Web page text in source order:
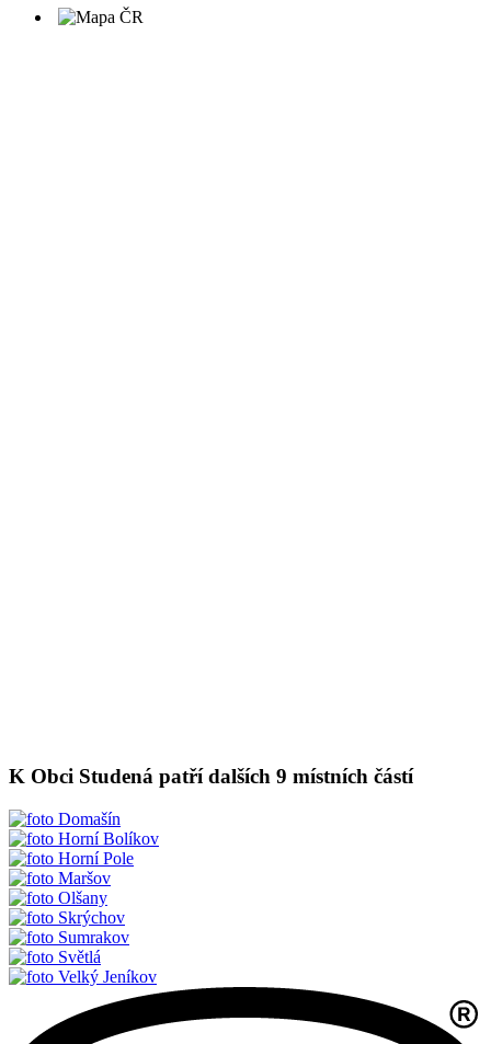
K Obci Studená patří dalších 9 místních částí
Domašín
Horní Bolíkov
Horní Pole
Maršov
Olšany
Skrýchov
Sumrakov
Světlá
Velký Jeníkov